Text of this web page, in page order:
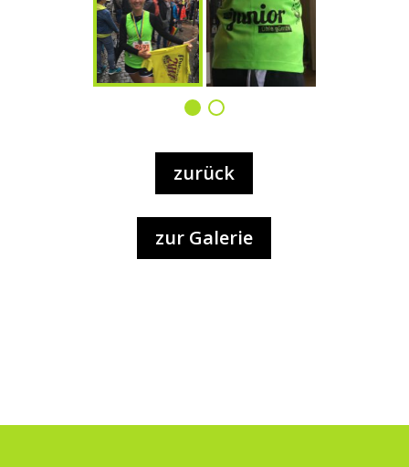
zurück
zur Galerie